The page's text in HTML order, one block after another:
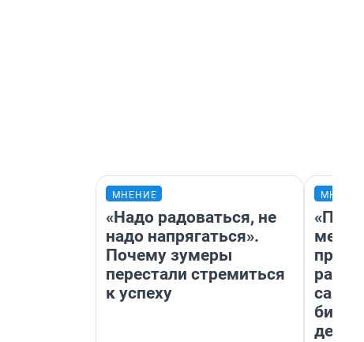
МНЕНИЕ
«Надо радоваться, не
надо напрягаться».
Почему зумеры
перестали стремиться
к успеху